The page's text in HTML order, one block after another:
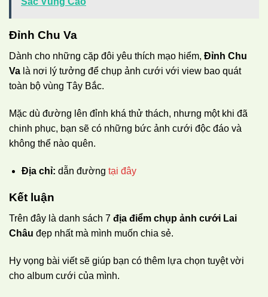
Đỉnh Chu Va
Dành cho những cặp đôi yêu thích mạo hiểm, Đỉnh Chu
Va là nơi lý tưởng để chụp ảnh cưới với view bao quát
toàn bộ vùng Tây Bắc.
Mặc dù đường lên đỉnh khá thử thách, nhưng một khi đã
chinh phục, bạn sẽ có những bức ảnh cưới độc đáo và
không thể nào quên.
Địa chỉ: dẫn đường tại đây
Kết luận
Trên đây là danh sách 7 địa điểm chụp ảnh cưới Lai
Châu đẹp nhất mà mình muốn chia sẻ.
Hy vọng bài viết sẽ giúp bạn có thêm lựa chọn tuyệt vời
cho album cưới của mình.